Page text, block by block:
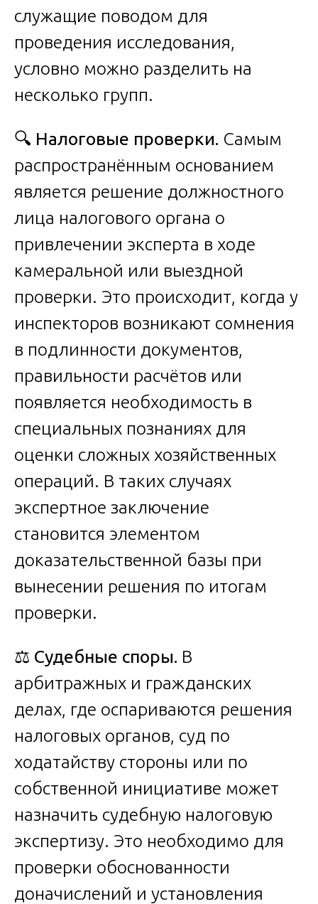
служащие поводом для
проведения исследования,
условно можно разделить на
несколько групп.
🔍 Налоговые проверки. Самым
распространённым основанием
является решение должностного
лица налогового органа о
привлечении эксперта в ходе
камеральной или выездной
проверки. Это происходит, когда у
инспекторов возникают сомнения
в подлинности документов,
правильности расчётов или
появляется необходимость в
специальных познаниях для
оценки сложных хозяйственных
операций. В таких случаях
экспертное заключение
становится элементом
доказательственной базы при
вынесении решения по итогам
проверки.
⚖️ Судебные споры. В
арбитражных и гражданских
делах, где оспариваются решения
налоговых органов, суд по
ходатайству стороны или по
собственной инициативе может
назначить судебную налоговую
экспертизу. Это необходимо для
проверки обоснованности
доначислений и установления